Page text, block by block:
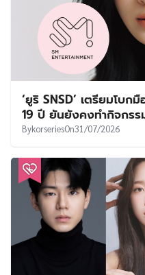
‘ยูริ SNSD’ เตรียมโบก
19 ปี ยันยังคงทำกิจกร
BykorseriesOn31/07/2026